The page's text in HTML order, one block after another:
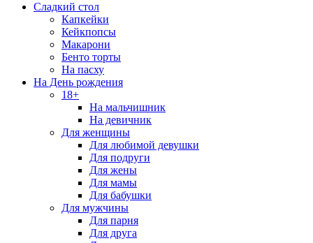
Сладкий стол
Капкейки
Кейкпопсы
Макарони
Бенто торты
На пасху
На День рождения
18+
На мальчишник
На девичник
Для женщины
Для любимой девушки
Для подруги
Для жены
Для мамы
Для бабушки
Для мужчины
Для парня
Для друга